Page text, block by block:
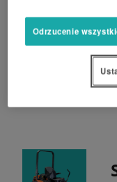
Odrzucenie